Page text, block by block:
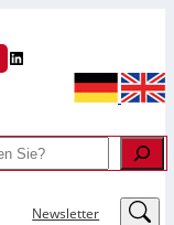
LinkedIn
Newsletter LinkedIn